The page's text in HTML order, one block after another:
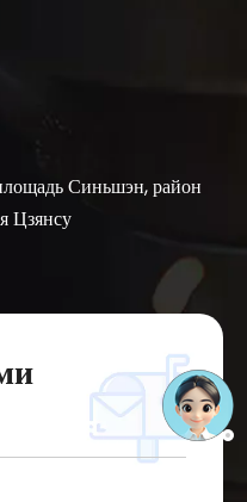
Синьшэн, район
Цзянсу